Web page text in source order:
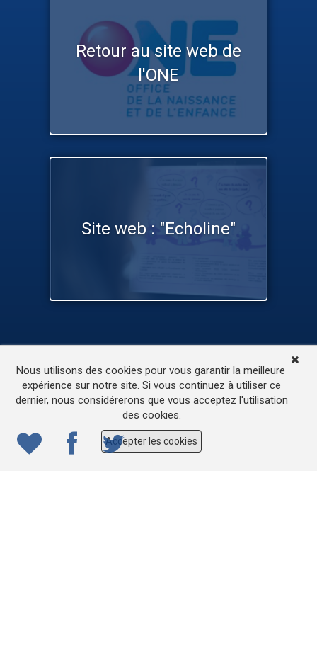
Retour au site web de
l'ONE
Site web : "Echoline"
L’accessibilité de ce site
© 2022ONE.be– Production : Dew production – Tous
droits réservés – Webdesign: Lokidor
Nous utilisons des cookies pour vous garantir la meilleure
expérience sur notre site. Si vous continuez à utiliser ce
dernier, nous considérerons que vous acceptez l'utilisation
des cookies.
Accepter les cookies